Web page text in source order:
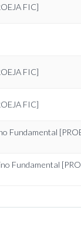
FIC]
FIC]
FIC]
Fundamental
Fundamental